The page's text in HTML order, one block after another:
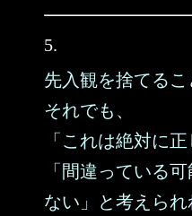
5.
先入観を捨てるこ
それでも、
「これは絶対に
「間違っている
ない」と考えられ